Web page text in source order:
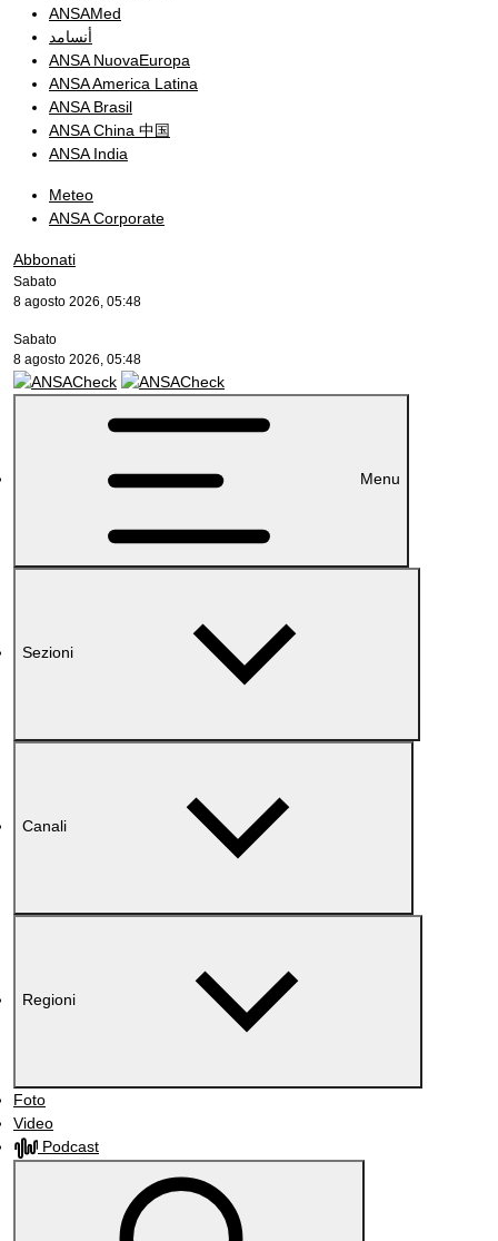
ANSAMed
أنسامد
ANSA NuovaEuropa
ANSA America Latina
ANSA Brasil
ANSA China 中国
ANSA India
Meteo
ANSA Corporate
Abbonati
Sabato
8 agosto 2026, 05:48
Sabato
8 agosto 2026, 05:48
Menu
Sezioni
Canali
Regioni
Foto
Video
Podcast